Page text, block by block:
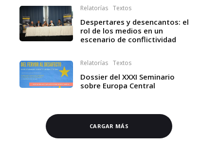
Relatorías Textos
Despertares y desencantos: el
rol de los medios en un
escenario de conflictividad
Relatorías Textos
Dossier del XXXI Seminario
sobre Europa Central
CARGAR MÁS